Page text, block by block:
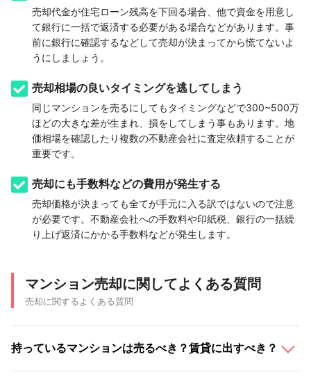
売却代金が住宅ローン残高を下回る場合、他で資金を用意し
て銀行に一括で返済する必要がある場合などがあります。事
前に銀行に確認するなどして売却が決まってから慌てないよ
うにしましょう。
売却相場の良いタイミングを逃してしまう
同じマンションを売るにしてもタイミングなどで300~500万
ほどの大きな差が生まれ、損をしてしまう事もあります。地
価相場を確認したり複数の不動産会社に査定依頼することが
重要です。
売却にも手数料などの費用が発生する
売却価格が決まっても全てが手元に入る訳ではないので注意
が必要です。不動産会社への手数料や印紙税、銀行の一括繰
り上げ返済にかかる手数料などが発生します。
マンション売却に関してよくある質問
売却に関するよくある質問
持っているマンションは売るべき？賃貸に出すべき？